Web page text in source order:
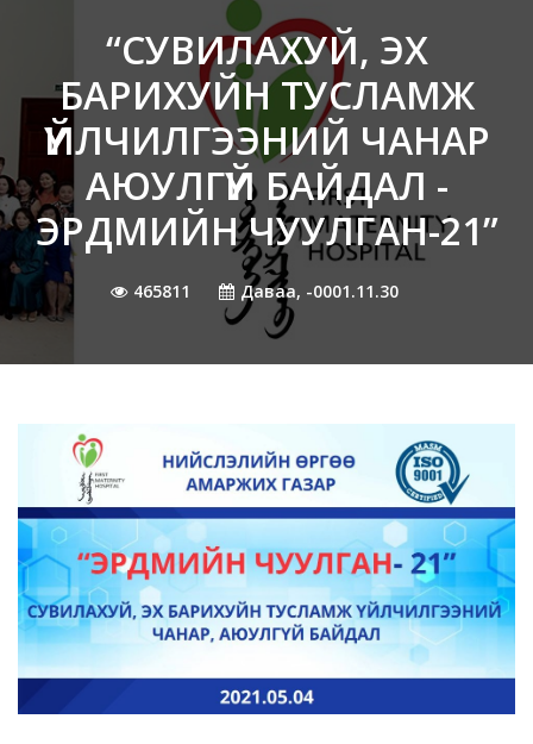
“СУВИЛАХУЙ, ЭХ
БАРИХУЙН ТУСЛАМЖ
ҮЙЛЧИЛГЭЭНИЙ ЧАНАР
АЮУЛГҮЙ БАЙДАЛ -
ЭРДМИЙН ЧУУЛГАН-21”
465811 Даваа, -0001.11.30